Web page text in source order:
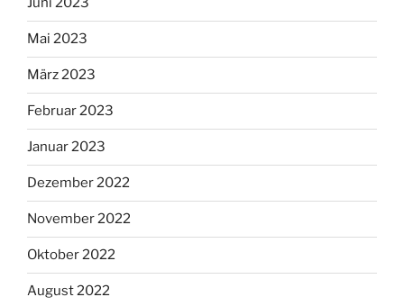
Mai 2023
März 2023
Februar 2023
Januar 2023
Dezember 2022
November 2022
Oktober 2022
August 2022